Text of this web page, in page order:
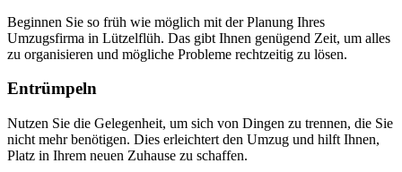
Beginnen Sie so früh wie möglich mit der Planung Ihres
Umzugsfirma in Lützelflüh. Das gibt Ihnen genügend Zeit, um alles
zu organisieren und mögliche Probleme rechtzeitig zu lösen.
Entrümpeln
Nutzen Sie die Gelegenheit, um sich von Dingen zu trennen, die Sie
nicht mehr benötigen. Dies erleichtert den Umzug und hilft Ihnen,
Platz in Ihrem neuen Zuhause zu schaffen.